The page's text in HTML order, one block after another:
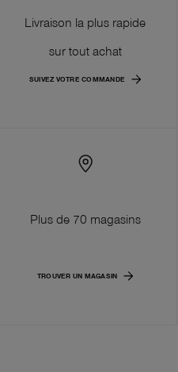
Livraison la plus rapide
sur tout achat
SUIVEZ VOTRE COMMANDE
Plus de 70 magasins
TROUVER UN MAGASIN